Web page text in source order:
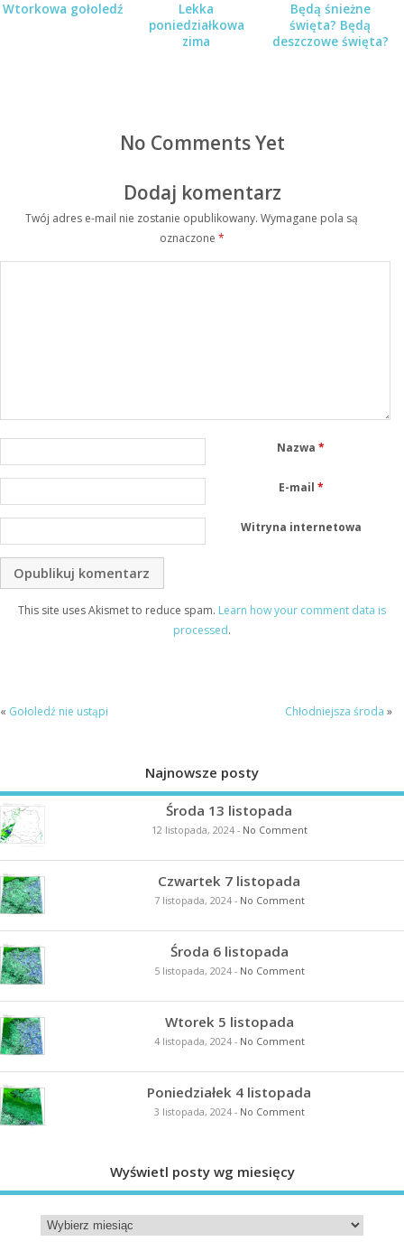
Wtorkowa gołoledź
Lekka
poniedziałkowa
zima
Będą śnieżne
święta? Będą
deszczowe święta?
No Comments Yet
Dodaj komentarz
Twój adres e-mail nie zostanie opublikowany. Wymagane pola są
oznaczone *
Nazwa*
E-mail *
Witryna internetowa
This site uses Akismet to reduce spam. Learn how your comment data is
processed.
« Gołoledź nie ustąpi Chłodniejsza środa »
Najnowsze posty
Środa 13 listopada
12 listopada, 2024- No Comment
Czwartek 7 listopada
7 listopada, 2024- No Comment
Środa 6 listopada
5 listopada, 2024- No Comment
Wtorek 5 listopada
4 listopada, 2024- No Comment
Poniedziałek 4 listopada
3 listopada, 2024- No Comment
Wyświetl posty wg miesięcy